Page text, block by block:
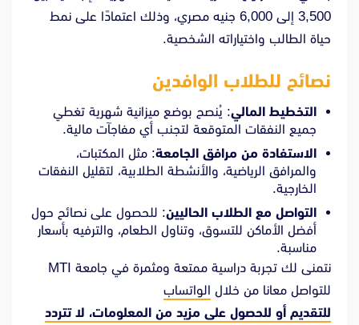
3,500 إلى 6,000 جنيه مصري، وذلك اعتمادًا على نمط
حياة الطالب واختياراته الشخصية.
نصائح للطلاب الوافدين
التخطيط المالي: يُنصح بوضع ميزانية شهرية تغطي
جميع النفقات المتوقعة لتجنب أي مفاجآت مالية.
الاستفادة من مرافق الجامعة: مثل المكتبات،
والمرافق الرياضية، والأنشطة الطلابية، لتقليل النفقات
الخارجية.
التواصل مع الطلاب الحاليين: للحصول على نصائح حول
أفضل الأماكن للتسوق، وتناول الطعام، والترفيه بأسعار
مناسبة.
نتمنى لك تجربة دراسية ممتعة ومثمرة في جامعة MTI
للتواصل معانا من خلال الواتساب
للتقديم أو للحصول على مزيد من المعلومات، لا تتردد